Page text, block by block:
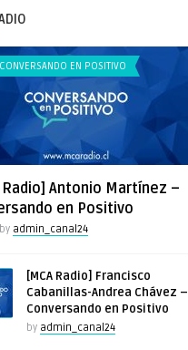
CONVERSANDO EN POSITIVO
Radio] Antonio Martínez –
en Positivo
admin_canal24
[MCA Radio] Francisco
Cabanillas-Andrea Chávez –
Conversando en Positivo
by admin_canal24